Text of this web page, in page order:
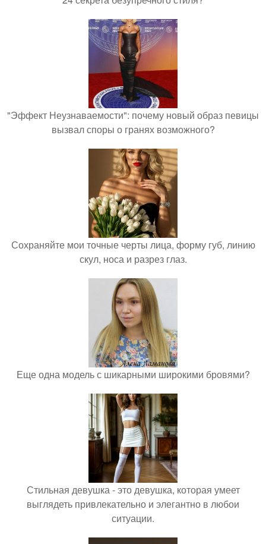
"Эффект Неузнаваемости": почему новый образ певицы
вызвал споры о гранях возможного?
Сохраняйте мои точные черты лица, форму губ, линию
скул, носа и разрез глаз.
Еще одна модель с шикарными широкими бровями?
Стильная девушка - это девушка, которая умеет
выглядеть привлекательно и элегантно в любои
ситуации.